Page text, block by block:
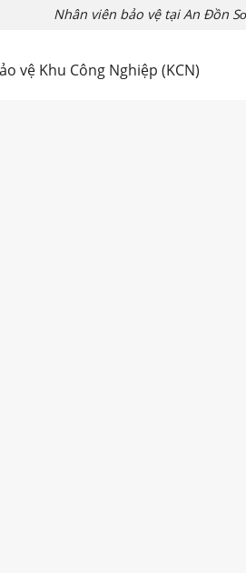
Nhân viên bảo vệ tại An Đồn
vệ Khu Công Nghiệp (KCN)